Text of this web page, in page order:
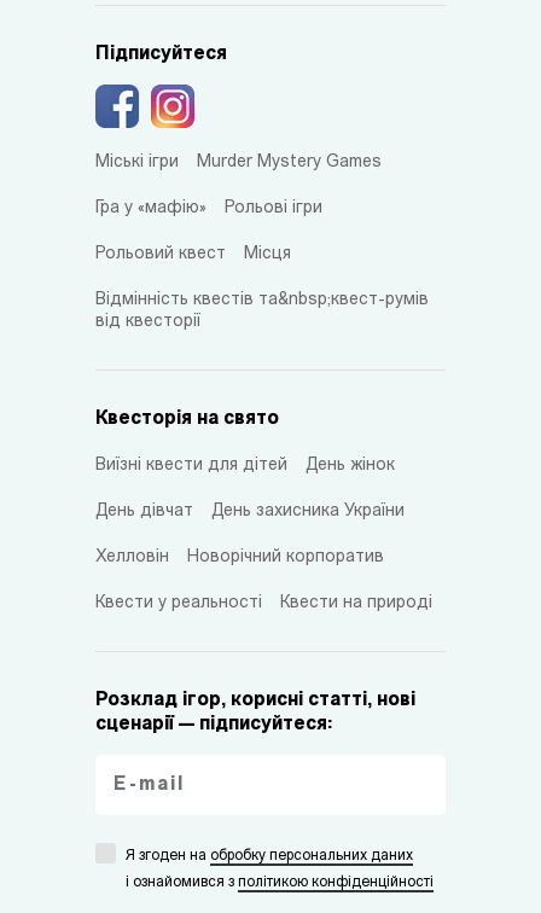
Підписуйтеся
Міські ігри Murder Mystery Games
Гра у «мафію» Рольові ігри
Рольовий квест Місця
Відмінність квестів та&nbsp;квест-румів
від квесторії
Квесторія на свято
Виїзні квести для дітей День жінок
День дівчат День захисника України
Хелловін Новорічний корпоратив
Квести у реальності Квести на природі
Розклад ігор, корисні статті, нові
сценарії — підписуйтеся:
Я згоден на обробку персональних даних
i ознайомився з політикою конфіденційності